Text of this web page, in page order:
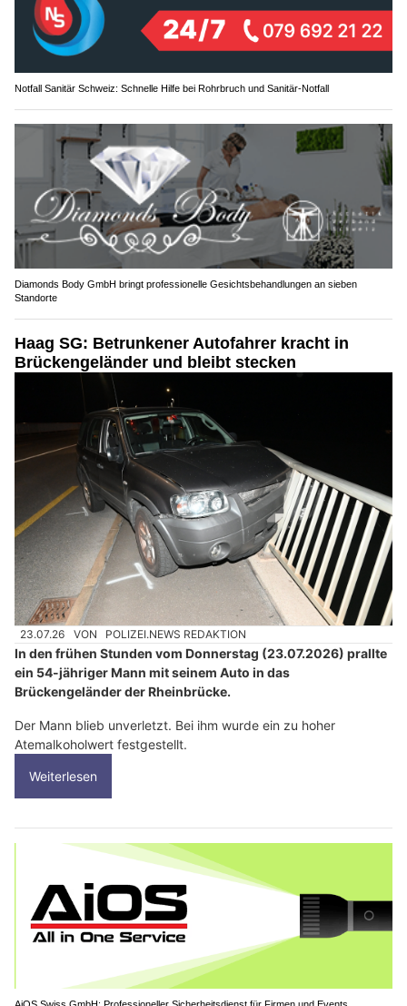
Notfall Sanitär Schweiz: Schnelle Hilfe bei Rohrbruch und Sanitär-Notfall
Diamonds Body GmbH bringt professionelle Gesichtsbehandlungen an sieben
Standorte
Haag SG: Betrunkener Autofahrer kracht in
Brückengeländer und bleibt stecken
23.07.26 VON POLIZEI.NEWS REDAKTION
In den frühen Stunden vom Donnerstag (23.07.2026) prallte
ein 54-jähriger Mann mit seinem Auto in das
Brückengeländer der Rheinbrücke.
Der Mann blieb unverletzt. Bei ihm wurde ein zu hoher
Atemalkoholwert festgestellt.
Weiterlesen